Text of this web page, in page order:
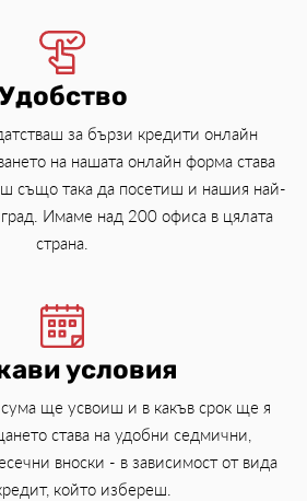
за бързи кредити онлайн
на нашата онлайн форма става
също така да посетиш и нашия най-
Имаме над 200 офиса в цялата
страна.
условия
ще усвоиш и в какъв срок ще я
става на удобни седмични,
вноски - в зависимост от вида
който избереш.